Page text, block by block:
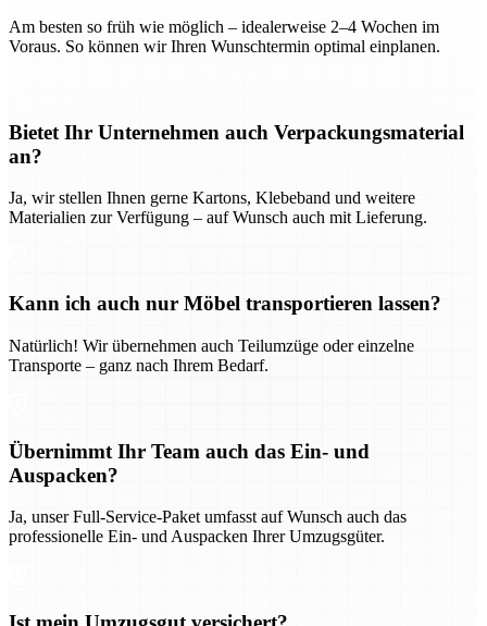
Am besten so früh wie möglich – idealerweise 2–4 Wochen im
Voraus. So können wir Ihren Wunschtermin optimal einplanen.
Bietet Ihr Unternehmen auch Verpackungsmaterial
an?
Ja, wir stellen Ihnen gerne Kartons, Klebeband und weitere
Materialien zur Verfügung – auf Wunsch auch mit Lieferung.
Kann ich auch nur Möbel transportieren lassen?
Natürlich! Wir übernehmen auch Teilumzüge oder einzelne
Transporte – ganz nach Ihrem Bedarf.
Übernimmt Ihr Team auch das Ein- und
Auspacken?
Ja, unser Full-Service-Paket umfasst auf Wunsch auch das
professionelle Ein- und Auspacken Ihrer Umzugsgüter.